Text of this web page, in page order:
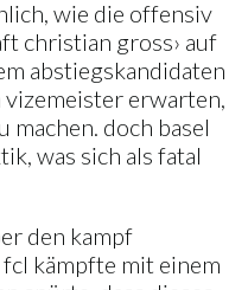
wie die offensiv
christian gross› auf
abstiegskandidaten
erwarten,
machen. doch basel
was sich als fatal
den kampf
kämpfte mit einem